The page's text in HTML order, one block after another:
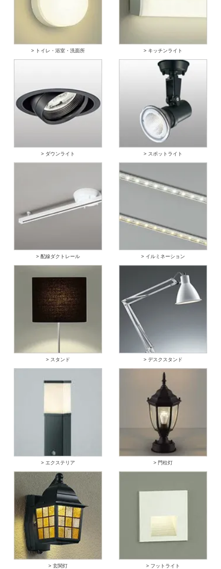
> トイレ・浴室・洗面所 > キッチンライト
> ダウンライト > スポットライト
> 配線ダクトレール > イルミネーション
> スタンド > デスクスタンド
> エクステリア > 門柱灯
> 玄関灯 > フットライト